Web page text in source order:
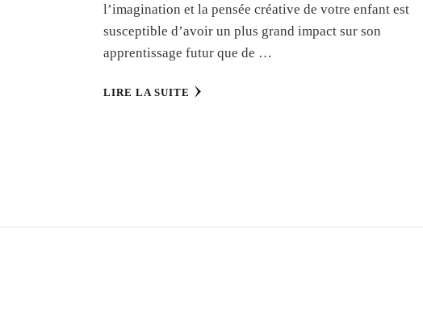
l’imagination et la pensée créative de votre enfant est
susceptible d’avoir un plus grand impact sur son
apprentissage futur que de …
LIRE LA SUITE